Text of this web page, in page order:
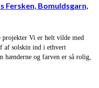
Fersken, Bomuldsgarn,
Vi er helt vilde med
af solskin ind i ethvert
hænderne og farven er så rolig,